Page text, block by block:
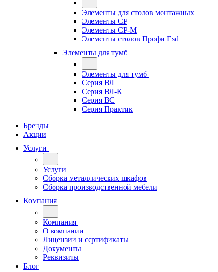
Элементы для столов монтажных
Элементы СР
Элементы СР-М
Элементы столов Профи Esd
Элементы для тумб
Элементы для тумб
Серия ВЛ
Серия ВЛ-К
Серия ВС
Серия Практик
Бренды
Акции
Услуги
Услуги
Сборка металлических шкафов
Сборка производственной мебели
Компания
Компания
О компании
Лицензии и сертификаты
Документы
Реквизиты
Блог